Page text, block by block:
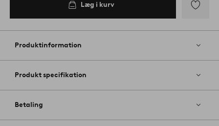
Læg i kurv
til
Produktinformation
Produkt specifikation
Betaling